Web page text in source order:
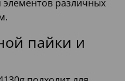
различных
пайки и